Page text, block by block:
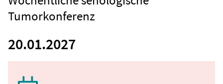
Tumorkonferenz
20.01.2027